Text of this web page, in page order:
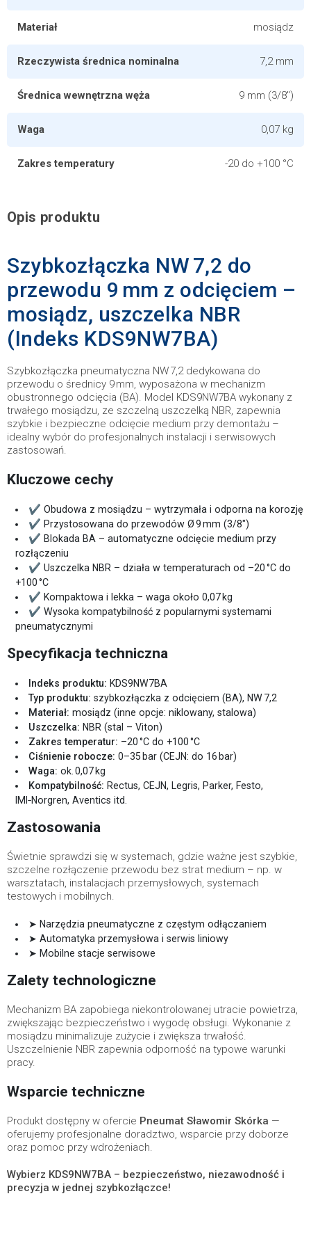
Materiał mosiądz
Rzeczywista średnica nominalna 7,2 mm
Średnica wewnętrzna węża 9 mm (3/8")
Waga 0,07 kg
Zakres temperatury -20 do +100 °C
Opis produktu
Szybkozłączka NW 7,2 do
przewodu 9 mm z odcięciem –
mosiądz, uszczelka NBR
(Indeks KDS9NW7BA)
Szybkozłączka pneumatyczna NW 7,2 dedykowana do
przewodu o średnicy 9 mm, wyposażona w mechanizm
obustronnego odcięcia (BA). Model KDS9NW7BA wykonany z
trwałego mosiądzu, ze szczelną uszczelką NBR, zapewnia
szybkie i bezpieczne odcięcie medium przy demontażu –
idealny wybór do profesjonalnych instalacji i serwisowych
zastosowań.
Kluczowe cechy
✔ Obudowa z mosiądzu – wytrzymała i odporna na korozję
✔ Przystosowana do przewodów Ø 9 mm (3/8")
✔ Blokada BA – automatyczne odcięcie medium przy
rozłączeniu
✔ Uszczelka NBR – działa w temperaturach od –20 °C do
+100 °C
✔ Kompaktowa i lekka – waga około 0,07 kg
✔ Wysoka kompatybilność z popularnymi systemami
pneumatycznymi
Specyfikacja techniczna
Indeks produktu: KDS9NW7BA
Typ produktu: szybkozłączka z odcięciem (BA), NW 7,2
Materiał: mosiądz (inne opcje: niklowany, stalowa)
Uszczelka: NBR (stal – Viton)
Zakres temperatur: –20 °C do +100 °C
Ciśnienie robocze: 0–35 bar (CEJN: do 16 bar)
Waga: ok. 0,07 kg
Kompatybilność: Rectus, CEJN, Legris, Parker, Festo,
IMI‑Norgren, Aventics itd.
Zastosowania
Świetnie sprawdzi się w systemach, gdzie ważne jest szybkie,
szczelne rozłączenie przewodu bez strat medium – np. w
warsztatach, instalacjach przemysłowych, systemach
testowych i mobilnych.
➤ Narzędzia pneumatyczne z częstym odłączaniem
➤ Automatyka przemysłowa i serwis liniowy
➤ Mobilne stacje serwisowe
Zalety technologiczne
Mechanizm BA zapobiega niekontrolowanej utracie powietrza,
zwiększając bezpieczeństwo i wygodę obsługi. Wykonanie z
mosiądzu minimalizuje zużycie i zwiększa trwałość.
Uszczelnienie NBR zapewnia odporność na typowe warunki
pracy.
Wsparcie techniczne
Produkt dostępny w ofercie Pneumat Sławomir Skórka —
oferujemy profesjonalne doradztwo, wsparcie przy doborze
oraz pomoc przy wdrożeniach.
Wybierz KDS9NW7BA – bezpieczeństwo, niezawodność i
precyzja w jednej szybkozłączce!